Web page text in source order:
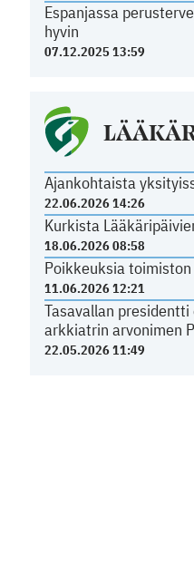
Espanjassa
hyvin
07.12.2025 13:59
Ajankohtaista
22.06.2026 14:26
Kurkista
18.06.2026 08:58
Poikkeuksia
11.06.2026 12:21
Tasavallan
arkkiatrin arvonimen
22.05.2026 11:49